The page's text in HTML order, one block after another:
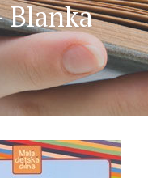
Blanka